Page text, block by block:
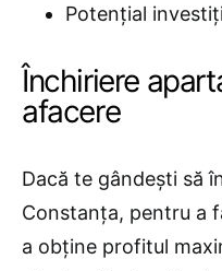
Potențial
Închiriere
afacere
Dacă te gândești să
Constanța, pentru a
a obține profitul